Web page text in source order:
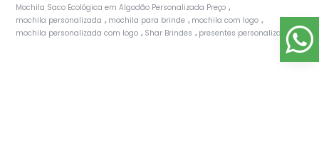
Mochila Saco Ecológica em Algodão Personalizada Preço ,
mochila personalizada , mochila para brinde , mochila com logo ,
mochila personalizada com logo , Shar Brindes , presentes personalizados